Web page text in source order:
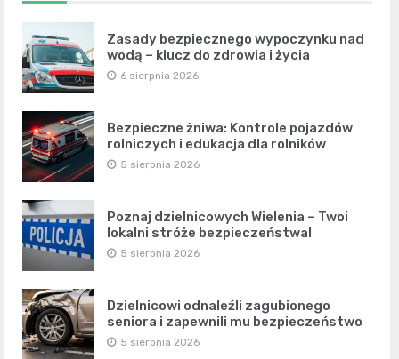
Zasady bezpiecznego wypoczynku nad
wodą – klucz do zdrowia i życia
6 sierpnia 2026
Bezpieczne żniwa: Kontrole pojazdów
rolniczych i edukacja dla rolników
5 sierpnia 2026
Poznaj dzielnicowych Wielenia – Twoi
lokalni stróże bezpieczeństwa!
5 sierpnia 2026
Dzielnicowi odnaleźli zagubionego
seniora i zapewnili mu bezpieczeństwo
5 sierpnia 2026